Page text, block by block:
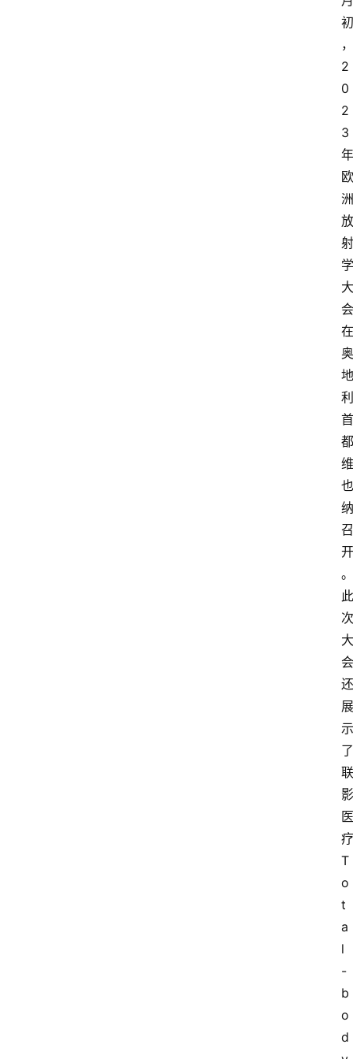
初
，
2
0
2
3
年
欧
洲
放
射
学
大
会
在
奥
地
利
首
都
维
也
纳
召
开
。
此
次
大
会
还
展
示
了
联
影
医
疗
T
o
t
a
l
-
b
o
d